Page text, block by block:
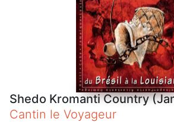
Shedo Kromanti Country
Cantin le Voyageur